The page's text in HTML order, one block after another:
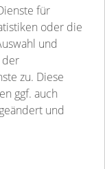
e.V.
für
oder die
und
der
zu. Diese
ggf. auch
und